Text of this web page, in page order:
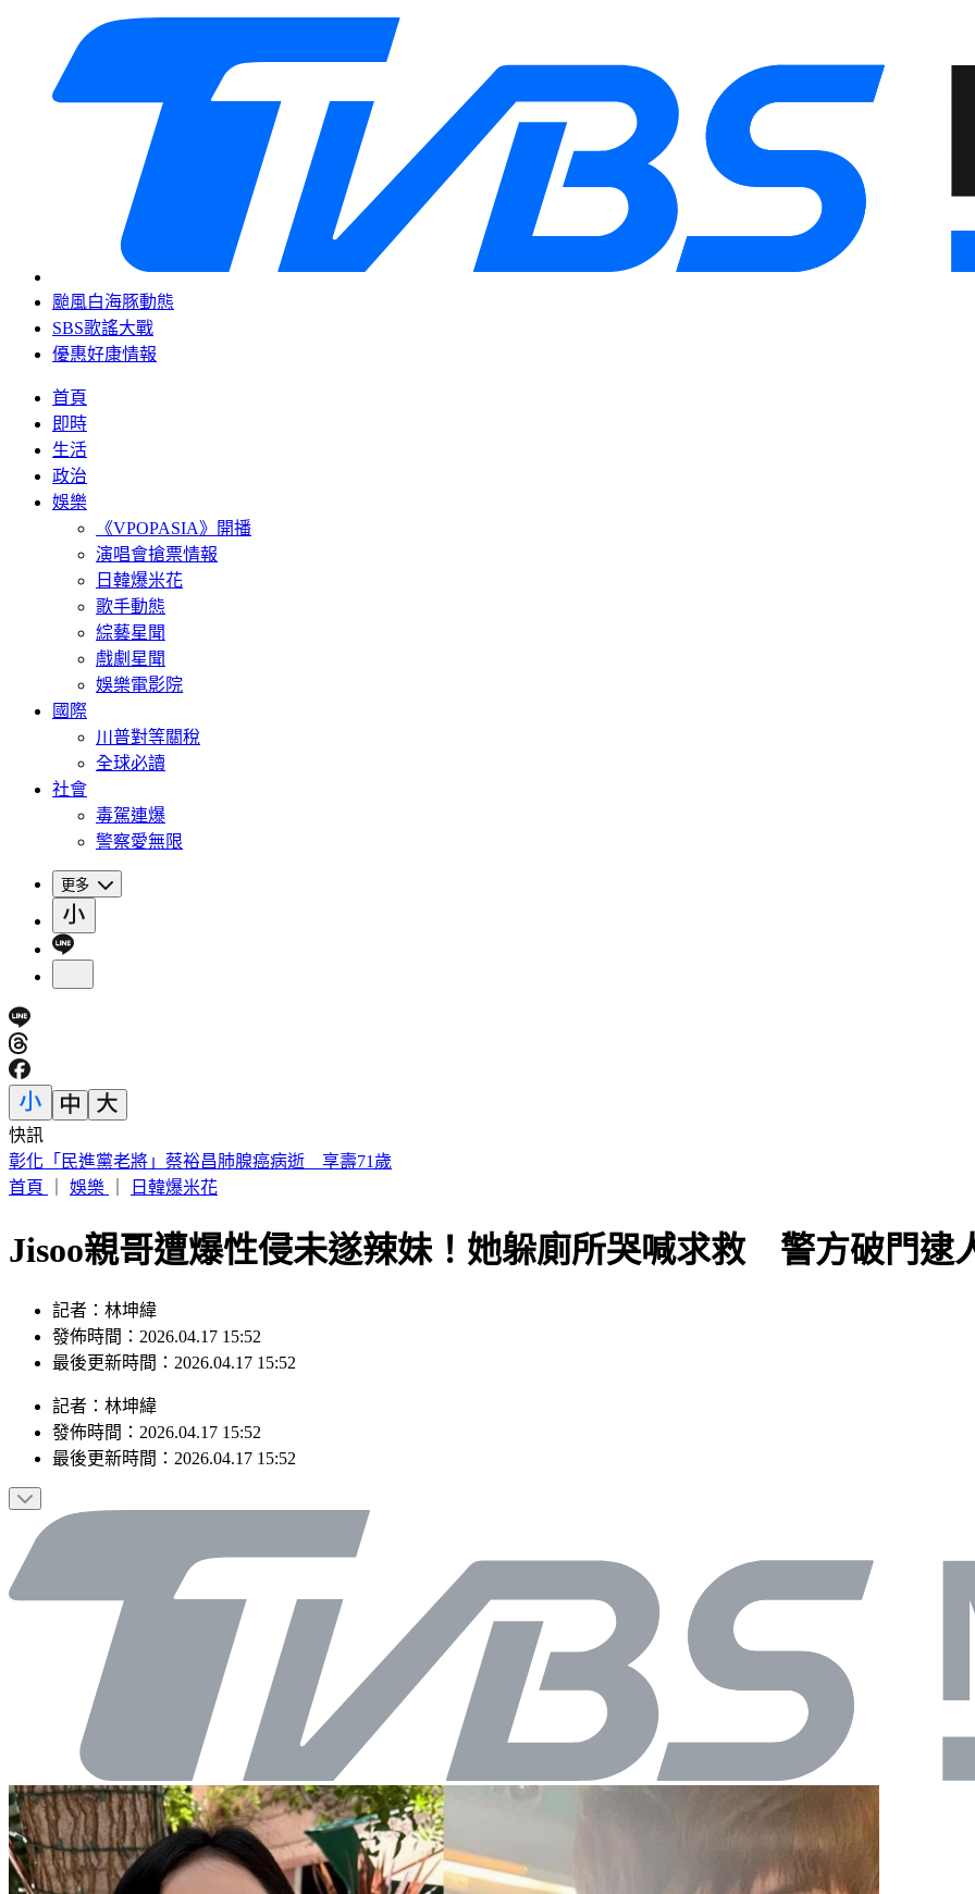
颱風白海豚動態
SBS歌謠大戰
優惠好康情報
首頁
即時
生活
政治
娛樂
《VPOPASIA》開播
演唱會搶票情報
日韓爆米花
歌手動態
綜藝星聞
戲劇星聞
娛樂電影院
國際
川普對等關稅
全球必讀
社會
毒駕連爆
警察愛無限
更多
快訊
獨家／三重忠孝碼頭火燒船！舢舨船陷火海險波及遊艇
首頁
娛樂 日韓爆米花
Jisoo親哥遭爆性侵未遂辣妹！她躲廁所哭喊求救 警方破門逮
記者：林坤緯
發佈時間：2026.04.17 15:52
最後更新時間：2026.04.17 15:52
記者 ： 林坤緯
發佈時間： 2026.04.17 15:52
最後更新時間： 2026.04.17 15:52